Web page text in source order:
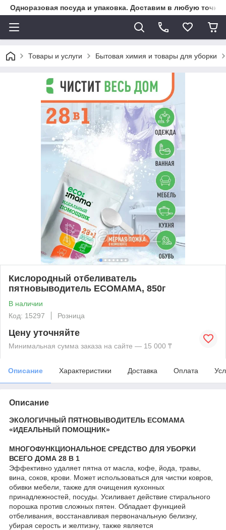
Одноразовая посуда и упаковка. Доставим в любую точку
Товары и услуги Бытовая химия и товары для уборки
Кислородный отбеливатель
пятновыводитель ECOMAMA, 850г
В наличии
Код: 15297
Розница
Цену уточняйте
Минимальная сумма заказа на сайте — 15 000 ₸
Описание Характеристики Доставка Оплата
Описание
ЭКОЛОГИЧНЫЙ ПЯТНОВЫВОДИТЕЛЬ ECOMAMA
«ИДЕАЛЬНЫЙ ПОМОЩНИК»
МНОГОФУНКЦИОНАЛЬНОЕ СРЕДСТВО ДЛЯ УБОРКИ
ВСЕГО ДОМА 28 В 1
Эффективно удаляет пятна от масла, кофе, йода, травы,
вина, соков, крови. Может использоваться для чистки ковров,
обивки мебели, также для очищения кухонных
принадлежностей, посуды. Усиливает действие стирального
порошка против сложных пятен. Обладает функцией
отбеливания, восстанавливая первоначальную белизну,
убирая серость и желтизну, также является